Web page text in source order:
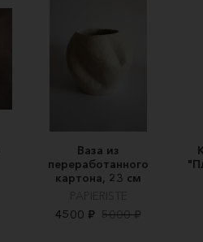
Ваза из
переработанного
картона, 23 см
PAPIERISTE
4500 ₽ 5000 ₽